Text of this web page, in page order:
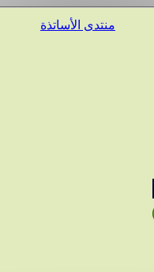
منتدى الأساتذة